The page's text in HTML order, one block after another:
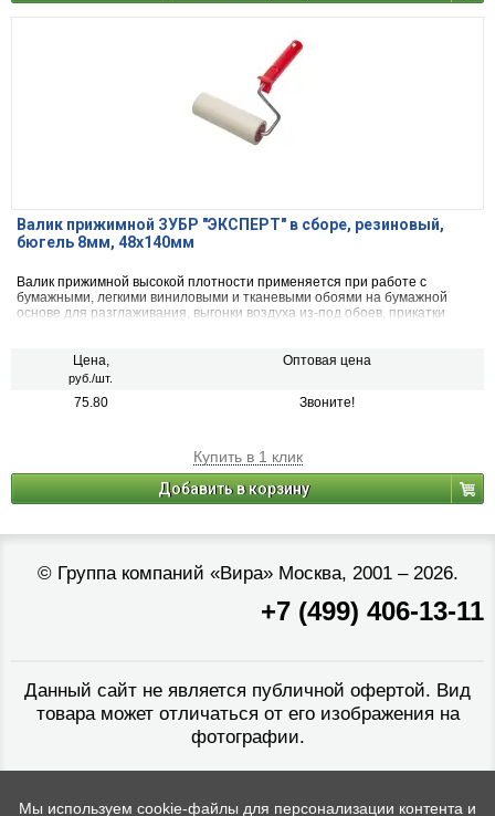
Валик прижимной ЗУБР "ЭКСПЕРТ" в сборе, резиновый,
бюгель 8мм, 48x140мм
Валик прижимной высокой плотности применяется при работе с
бумажными, легкими виниловыми и тканевыми обоями на бумажной
основе для разглаживания, выгонки воздуха из-под обоев, прикатки
Цена,
руб./шт.
Оптовая цена
75.80 Звоните!
Купить в 1 клик
Добавить в корзину
© Группа компаний «Вира»Москва, 2001 – 2026.
+7 (499) 406-13-11
Данный сайт не является публичной офертой. Вид
товара может отличаться от его изображения на
фотографии.
Мы используем cookie-файлы для персонализации контента и